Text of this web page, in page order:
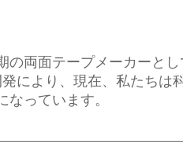
の両面テープメーカーとし
により、現在、私たちは
っています。